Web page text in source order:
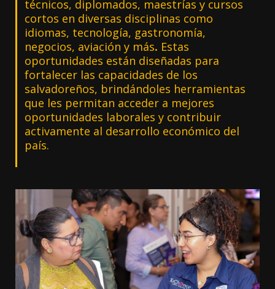
técnicos, diplomados, maestrías y cursos
cortos en diversas disciplinas como
idiomas, tecnología, gastronomía,
negocios, aviación y más. Estas
oportunidades están diseñadas para
fortalecer las capacidades de los
salvadoreños, brindándoles herramientas
que les permitan acceder a mejores
oportunidades laborales y contribuir
activamente al desarrollo económico del
país.